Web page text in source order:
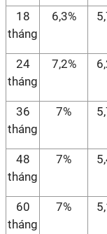
18
tháng
6,3%
24
tháng
7,2%
36
tháng
7%
48
tháng
7%
60
tháng
7%